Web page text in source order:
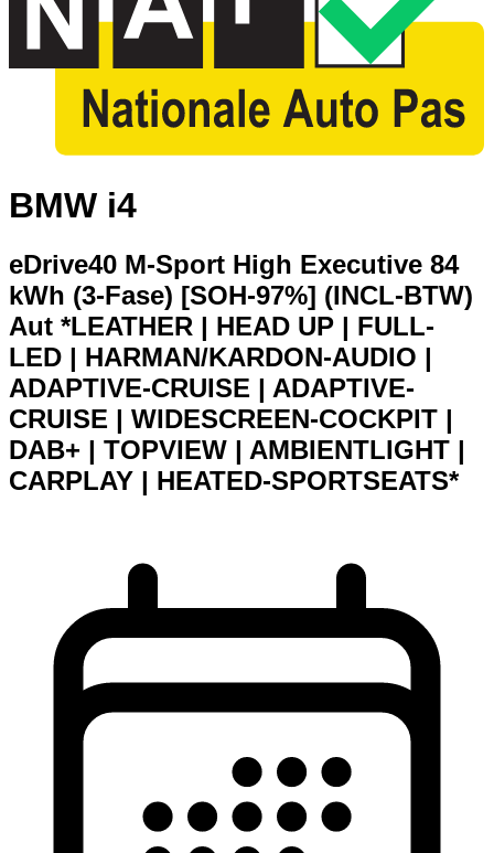
BMW i4
eDrive40 M-Sport High Executive 84
kWh (3-Fase) [SOH-97%] (INCL-BTW)
Aut *LEATHER | HEAD UP | FULL-
LED | HARMAN/KARDON-AUDIO |
ADAPTIVE-CRUISE | ADAPTIVE-
CRUISE | WIDESCREEN-COCKPIT |
DAB+ | TOPVIEW | AMBIENTLIGHT |
CARPLAY | HEATED-SPORTSEATS*